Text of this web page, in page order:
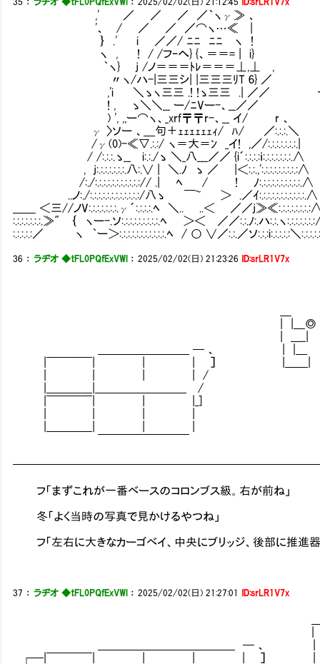
,' ／ ／ ／ ／｀ヽγ≫ 、
'、 / ／ ／ ／⌒ヽ…≪ |
｝ .' i ／／/ ﾆﾆ ﾆﾆ ヽ !
ヽ , ! / /フｰへ} {、＝＝= | i}
｀ヽ} j /ノ＝＝＝ﾄﾚ＝＝＝⊥,⊥ ,
〃ヽ/ハ-|三三シ| |三三三ﾘT 6} ／
,'i ＼ゝヽ三三 .! !ゝ三三 .| ／／ その通り。だけど
! , ゝ＼＼__ ー/ﾆVー-、__／／
) ', ,,ー⌒ヽ、_xrf〒〒r-、__ イ/ r 、
γ 〉ソー 、＿句＋ｪｪｪｪｪｪｨ/ ﾊ/ ／:.:.:.＼
/γ(0)-≪▽.:.:/ ヽ＝大＝ﾝ _イ! ,／/:.:.:.:.:.:.:.|
/ /:.:.:.ゝ__ i:.:./ゝ ＼_八___／／ {i´:.:.:.:ｉ:.:.:.:.:.:.:.∧
, j:.:.:.:.:.:.:.八:.∨ | ＼.ﾉ ゝ ／ |＜:.:.,':.:.:.:.:.:.:.:.:∧
/:./:.:.:.:.:.:.:.:.:.:.:// .| ﾍ / ! ﾉ:.:.:.:.:.:.:.:.:.:.∧
..ノ:./:.:.:.:.:.:.:.:.:.:.:.:/八ゝ ￣~ ＞ .／ｲ:.:.:.:.:.:.:.:.:.:.:.∧
＿＿ ＜三//ノV:.:.:.:.:.:.:.γ´:.:.:.:.ﾍ ＼.. ..＜ ／／
:.:.:.:.:.:.:.≫" ｛ ヽー-.ソ:.:.:.:.:.:.:.:.:.ﾍ ＞＜ ／／:.:.ﾉ:.ハ:.:.ヽ
:.:.:.:.:／ ヽ ｀ー＞:.:.:.:.:.:.:.:.:.:.:.ﾍ / ○ ∨／:.:.／ソ:.:.:i:.:.:.:.:＼
36 ：ラヂオ ◆tFL0PQfExVWl ：2025/02/02(日) 21:23:26 ID:srLR1V7x
| |＿◎ | |
＿＿＿＿＿＿＿＿ ─ 、 | |＿ | |
|￣￣￣￣| | | ］ |＿＿| |＿
| | | | /
|＿＿＿＿|＿＿＿＿＿＿＿＿ /
|￣￣￣￣| | |_]
￣￣￣￣￣￣￣￣
フ「まずこれが一番ベースのコロンブス級。右が前ね」
冬「よく当時の写真で見かけるやつね」
フ「左右に大きなカーゴベイ、中央にブリッジ、後部に推進
37 ：ラヂオ ◆tFL0PQfExVWl ：2025/02/02(日) 21:27:01 ID:srLR1V7x
＿＿＿＿＿＿＿＿＿＿＿＿ ─ 、 |
┌─|￣￣￣￣| | | | ］ | |＿ |